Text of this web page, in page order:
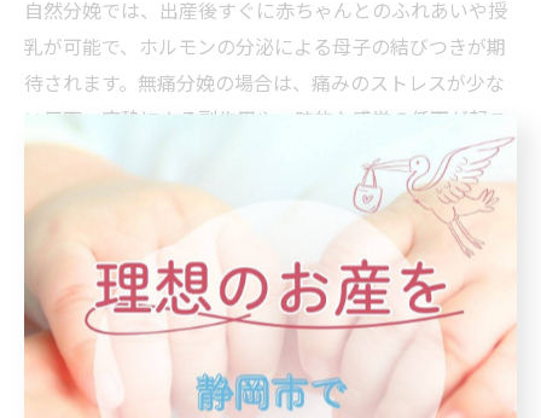
自然分娩では、出産後すぐに赤ちゃんとのふれあいや授
乳が可能で、ホルモンの分泌による母子の結びつきが期
待されます。無痛分娩の場合は、痛みのストレスが少な
い反面、麻酔による副作用や一時的な感覚の低下が起こ
ることもあります。両者の違いを理解し、自分に合った
分娩方法を選ぶことが重要です。
なぜみんな無痛分娩を選ばないのか考察
無痛分娩が選択肢として広まっているにもかかわらず、
自然分娩を希望する方が多い理由にはいくつかの要因が
あります。まず、自然な経過で出産したいという価値観